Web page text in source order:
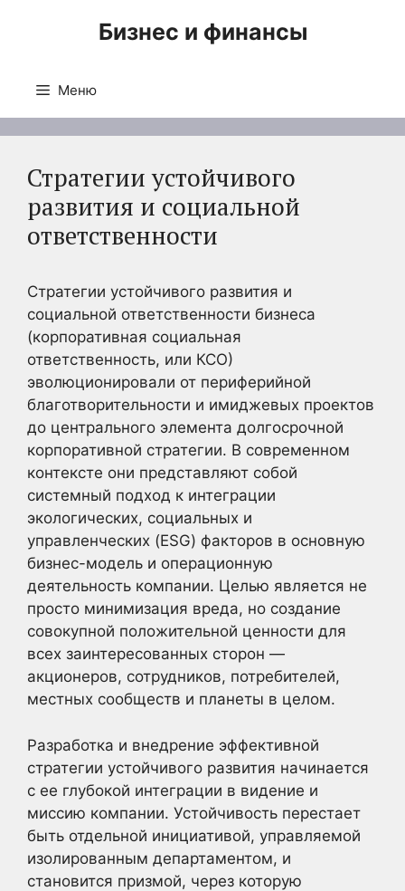
Бизнес и финансы
Меню
Стратегии устойчивого
развития и социальной
ответственности
Стратегии устойчивого развития и
социальной ответственности бизнеса
(корпоративная социальная
ответственность, или КСО)
эволюционировали от периферийной
благотворительности и имиджевых проектов
до центрального элемента долгосрочной
корпоративной стратегии. В современном
контексте они представляют собой
системный подход к интеграции
экологических, социальных и
управленческих (ESG) факторов в основную
бизнес-модель и операционную
деятельность компании. Целью является не
просто минимизация вреда, но создание
совокупной положительной ценности для
всех заинтересованных сторон —
акционеров, сотрудников, потребителей,
местных сообществ и планеты в целом.
Разработка и внедрение эффективной
стратегии устойчивого развития начинается
с ее глубокой интеграции в видение и
миссию компании. Устойчивость перестает
быть отдельной инициативой, управляемой
изолированным департаментом, и
становится призмой, через которую